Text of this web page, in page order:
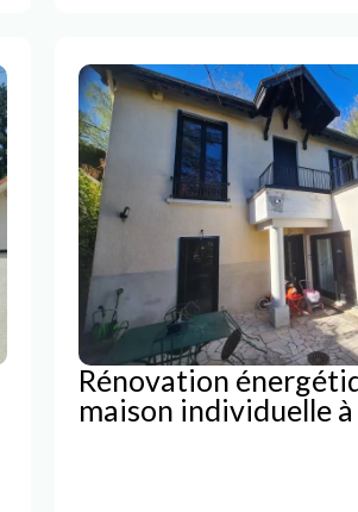
Rénovation
maison individuelle